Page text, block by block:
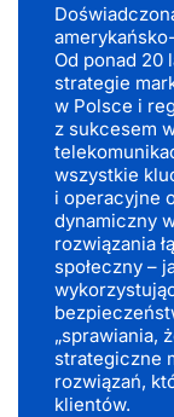
Od ponad 20
strategie
w Polsce i
z sukcesem
wszystkie
i operacyjne
dynamiczny
rozwiązania
społeczny –
„sprawiania,
strategiczne
rozwiązań,
klientów.